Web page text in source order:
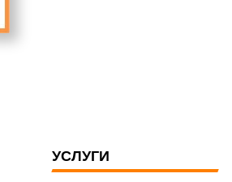
УСЛУГИ